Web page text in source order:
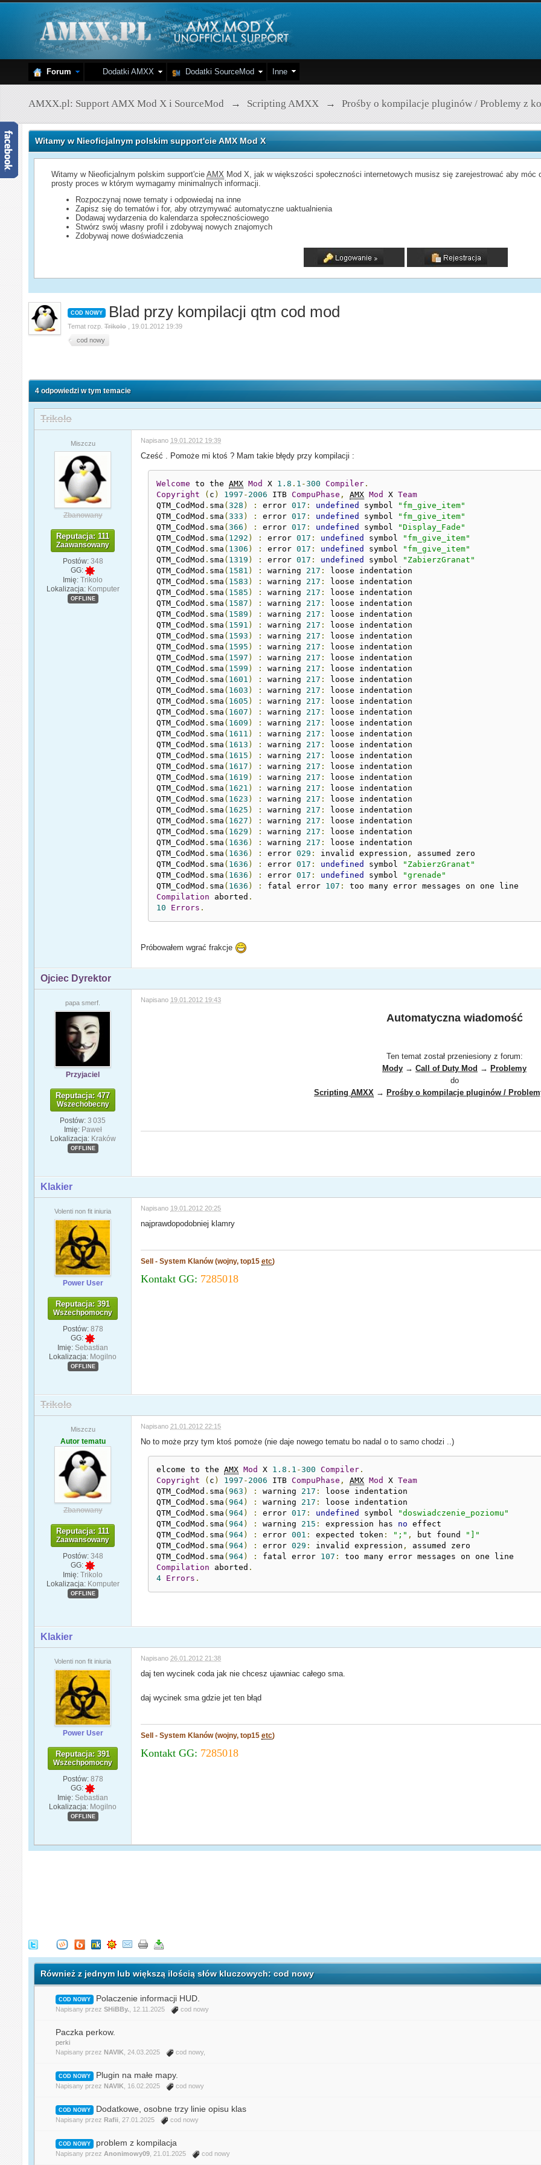
Forum Dodatki AMXX Dodatki SourceMod Inne
AMXX.pl: Support AMX Mod X i SourceMod → Scripting AMXX → Prośby o kompilacje pluginów / Problemy z
Witamy w Nieoficjalnym polskim support'cie AMX Mod X
Witamy w Nieoficjalnym polskim support'cieAMX Mod X, jak w większości społeczności internetowych musisz się zarejestrować aby
prosty proces w którym wymagamy minimalnych informacji.
Rozpoczynaj nowe tematy i odpowiedaj na inne
Zapisz się do tematów i for, aby otrzymywać automatyczne uaktualnienia
Dodawaj wydarzenia do kalendarza społecznościowego
Stwórz swój własny profil i zdobywaj nowych znajomych
Zdobywaj nowe doświadczenia
COD NOWY Blad przy kompilacji qtm cod mod
Temat rozp.Trikolo
19.01.2012 19:39
cod nowy
4 odpowiedzi w tym temacie
Trikolo
Miszczu
Zbanowany
Reputacja: 111
Zaawansowany
Postów: 348
GG:
Imię: Trikolo
Lokalizacja: Komputer
OFFLINE
Napisano 19.01.2012 19:39
Cześć . Pomoże mi ktoś ? Mam takie błędy przy kompilacji :
Welcome to the AMX Mod X 1.8 . 1 -300 Compiler .
Copyright
( c ) 1997 - 2006 ITB CompuPhase , AMX Mod X Team
QTM_CodMod . sma (328 ) : error 017 : undefined symbol
"fm_give_item"
QTM_CodMod . sma (333 ) : error 017 : undefined symbol
"fm_give_item"
QTM_CodMod . sma (366 ) : error 017 : undefined symbol
"Display_Fade"
QTM_CodMod . sma ( 1292 ) : error 017 : undefined symbol
"fm_give_item"
QTM_CodMod . sma ( 1306 ) : error 017 : undefined symbol
"fm_give_item"
QTM_CodMod . sma ( 1319 ) : error 017 : undefined symbol
"ZabierzGranat"
QTM_CodMod . sma ( 1581 ) : warning 217 :
loose indentation
QTM_CodMod . sma ( 1583 ) : warning 217 :
loose indentation
QTM_CodMod . sma ( 1585 ) : warning 217 :
loose indentation
QTM_CodMod . sma ( 1587 ) : warning 217 :
loose indentation
QTM_CodMod . sma ( 1589 ) : warning 217 :
loose indentation
QTM_CodMod . sma ( 1591 ) : warning 217 :
loose indentation
QTM_CodMod . sma ( 1593 ) : warning 217 :
loose indentation
QTM_CodMod . sma ( 1595 ) : warning 217 :
loose indentation
QTM_CodMod . sma ( 1597 ) : warning 217 :
loose indentation
QTM_CodMod . sma ( 1599 ) : warning 217 :
loose indentation
QTM_CodMod . sma ( 1601 ) : warning 217 :
loose indentation
QTM_CodMod . sma ( 1603 ) : warning 217 :
loose indentation
QTM_CodMod . sma ( 1605 ) : warning 217 :
loose indentation
QTM_CodMod . sma ( 1607 ) : warning 217 :
loose indentation
QTM_CodMod . sma ( 1609 ) : warning 217 :
loose indentation
QTM_CodMod . sma ( 1611 ) : warning 217 :
loose indentation
QTM_CodMod . sma ( 1613 ) : warning 217 :
loose indentation
QTM_CodMod . sma ( 1615 ) : warning 217 :
loose indentation
QTM_CodMod . sma ( 1617 ) : warning 217 :
loose indentation
QTM_CodMod . sma ( 1619 ) : warning 217 :
loose indentation
QTM_CodMod . sma ( 1621 ) : warning 217 :
loose indentation
QTM_CodMod . sma ( 1623 ) : warning 217 :
loose indentation
QTM_CodMod . sma ( 1625 ) : warning 217 :
loose indentation
QTM_CodMod . sma ( 1627 ) : warning 217 :
loose indentation
QTM_CodMod . sma ( 1629 ) : warning 217 :
loose indentation
QTM_CodMod . sma ( 1636 ) : warning 217 :
loose indentation
QTM_CodMod . sma ( 1636 ) : error 029 : invalid expression ,
assumed zero
QTM_CodMod . sma ( 1636 ) : error 017 : undefined symbol
"ZabierzGranat"
QTM_CodMod . sma ( 1636 ) : error 017 : undefined symbol
"grenade"
QTM_CodMod . sma ( 1636 ) : fatal error 107 :
Compilation aborted .
10
Errors .
Próbowałem wgrać frakcje
Ojciec Dyrektor
papa smerf.
Przyjaciel
Reputacja: 477
Wszechobecny
Postów: 3 035
Imię: Paweł
Lokalizacja: Kraków
OFFLINE
Napisano 19.01.2012 19:43
Automatyczna wiadomość
Ten temat został przeniesiony z forum:
Mody → Call of Duty Mod → Problemy
do
Scripting AMXX → Prośby o kompilacje pluginów /
Klakier
Volenti non fit iniuria
Power User
Reputacja: 391
Wszechpomocny
Postów: 878
GG:
Imię: Sebastian
Lokalizacja: Mogilno
OFFLINE
Napisano 19.01.2012 20:25
najprawdopodobniej klamry
Sell - System Klanów (wojny, top15etc)
Kontakt GG: 7285018
Trikolo
Miszczu
Autor tematu
Zbanowany
Reputacja: 111
Zaawansowany
Postów: 348
GG:
Imię: Trikolo
Lokalizacja: Komputer
OFFLINE
Napisano 21.01.2012 22:15
No to może przy tym ktoś pomoże (nie daje nowego tematu bo nadal o to samo chodzi ..)
elcome to the AMX Mod X 1.8 . 1 -300 Compiler .
Copyright
( c ) 1997 - 2006 ITB CompuPhase , AMX Mod X Team
QTM_CodMod . sma (963 ) : warning 217 :
loose indentation
QTM_CodMod . sma (964) : warning 217 :
loose indentation
QTM_CodMod . sma (964) : error 017 : undefined symbol
"doswiadczenie_poziomu"
QTM_CodMod . sma (964) : warning 215 : expression has no effect
QTM_CodMod . sma (964) : error 001 : expected token : ";" , but found
"]"
QTM_CodMod . sma (964) : error 029 : invalid expression ,
assumed zero
QTM_CodMod . sma (964) : fatal error 107 :
Compilation aborted .
4 Errors .
Klakier
Volenti non fit iniuria
Power User
Reputacja: 391
Wszechpomocny
Postów: 878
GG:
Imię: Sebastian
Lokalizacja: Mogilno
OFFLINE
Napisano 26.01.2012 21:38
daj ten wycinek coda jak nie chcesz ujawniac całego sma.
daj wycinek sma gdzie jet ten błąd
Sell - System Klanów (wojny, top15etc)
Kontakt GG: 7285018
Również z jednym lub większą ilością słów kluczowych: cod nowy
COD NOWY Polaczenie informacji HUD.
Napisany przezSHiBBy. , 12.11.2025 cod nowy
Paczka perkow.
perki
Napisany przez NAVIK , 24.03.2025 cod nowy,
COD NOWY Plugin na małe mapy.
Napisany przez NAVIK , 16.02.2025 cod nowy
COD NOWY Dodatkowe, osobne trzy linie opisu klas
Napisany przez Rafii , 27.01.2025 cod nowy
COD NOWY problem z kompilacja
Napisany przez Anonimowy09 , 21.01.2025 cod nowy